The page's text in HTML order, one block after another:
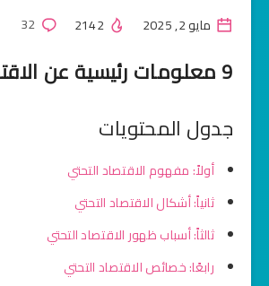
مايو 2, 2025 2142
32
9 معلومات رئيسية عن الاقتصاد التحتي
جدول المحتويات
أولاً: مفهوم الاقتصاد التحتي
ثانياً: أشكال الاقتصاد التحتي
ثالثاً: أسباب ظهور الاقتصاد التحتي
رابعًا: خصائص الاقتصاد التحتي